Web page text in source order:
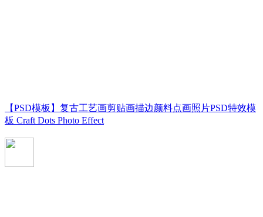
【PSD模板】复古工艺画剪贴画描边颜料点画照片PSD特效模
板 Craft Dots Photo Effect